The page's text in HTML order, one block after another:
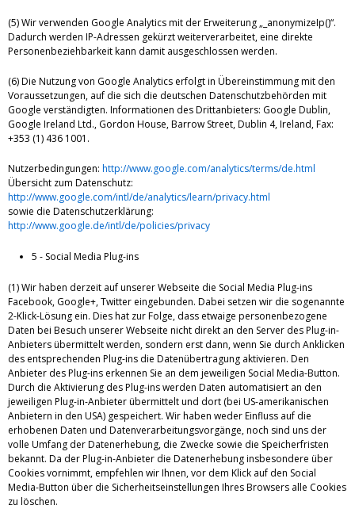
(5) Wir verwenden Google Analytics mit der Erweiterung „_anonymizeIp()“.
Dadurch werden IP-Adressen gekürzt weiterverarbeitet, eine direkte
Personenbeziehbarkeit kann damit ausgeschlossen werden.
(6) Die Nutzung von Google Analytics erfolgt in Übereinstimmung mit den
Voraussetzungen, auf die sich die deutschen Datenschutzbehörden mit
Google verständigten. Informationen des Drittanbieters: Google Dublin,
Google Ireland Ltd., Gordon House, Barrow Street, Dublin 4, Ireland, Fax:
+353 (1) 436 1001.
Nutzerbedingungen: http://www.google.com/analytics/terms/de.html
Übersicht zum Datenschutz:
http://www.google.com/intl/de/analytics/learn/privacy.html
sowie die Datenschutzerklärung:
http://www.google.de/intl/de/policies/privacy
5 - Social Media Plug-ins
(1) Wir haben derzeit auf unserer Webseite die Social Media Plug-ins
Facebook, Google+, Twitter eingebunden. Dabei setzen wir die sogenannte
2-Klick-Lösung ein. Dies hat zur Folge, dass etwaige personenbezogene
Daten bei Besuch unserer Webseite nicht direkt an den Server des Plug-in-
Anbieters übermittelt werden, sondern erst dann, wenn Sie durch Anklicken
des entsprechenden Plug-ins die Datenübertragung aktivieren. Den
Anbieter des Plug-ins erkennen Sie an dem jeweiligen Social Media-Button.
Durch die Aktivierung des Plug-ins werden Daten automatisiert an den
jeweiligen Plug-in-Anbieter übermittelt und dort (bei US-amerikanischen
Anbietern in den USA) gespeichert. Wir haben weder Einfluss auf die
erhobenen Daten und Datenverarbeitungsvorgänge, noch sind uns der
volle Umfang der Datenerhebung, die Zwecke sowie die Speicherfristen
bekannt. Da der Plug-in-Anbieter die Datenerhebung insbesondere über
Cookies vornimmt, empfehlen wir Ihnen, vor dem Klick auf den Social
Media-Button über die Sicherheitseinstellungen Ihres Browsers alle Cookies
zu löschen.